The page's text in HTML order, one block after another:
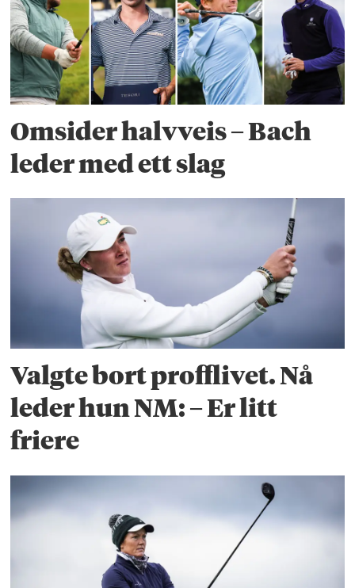
Omsider halvveis – Bach
leder med ett slag
Valgte bort profflivet. Nå
leder hun NM: – Er litt
friere